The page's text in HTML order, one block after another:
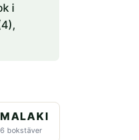
i
MALAKI
6 bokstäver